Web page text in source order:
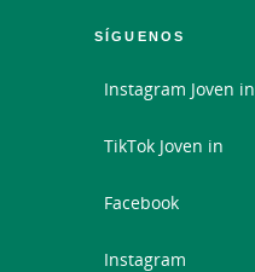
SÍGUENOS
Instagram Joven in
TikTok Joven in
Facebook
Instagram